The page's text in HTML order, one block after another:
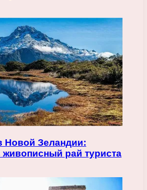
Зеландии:
живописный рай туриста